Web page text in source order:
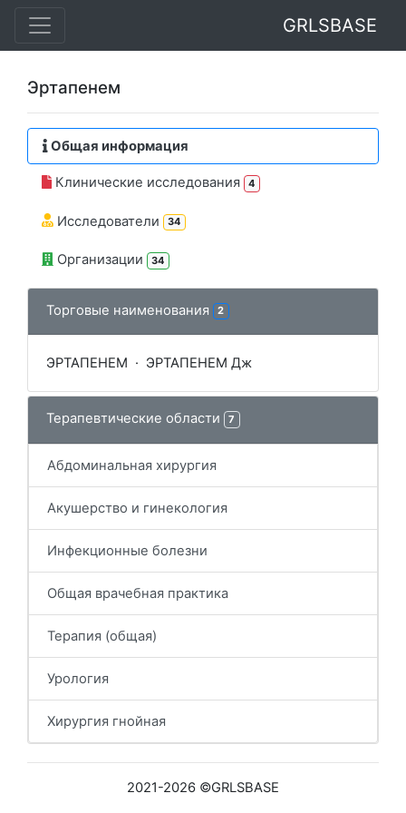
GRLSBASE
Эртапенем
Общая информация
Клинические исследования 4
Исследователи 34
Организации 34
Торговые наименования 2
ЭРТАПЕНЕМ · ЭРТАПЕНЕМ Дж
Терапевтические области 7
Абдоминальная хирургия
Акушерство и гинекология
Инфекционные болезни
Общая врачебная практика
Терапия (общая)
Урология
Хирургия гнойная
2021-2026 ©GRLSBASE